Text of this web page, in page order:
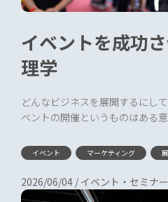
イベントを成功
理学
どんなビジネスを展開するにし
ベントの開催というものはある
イベント マーケティング
2026/06/04 / イベント・セミナー